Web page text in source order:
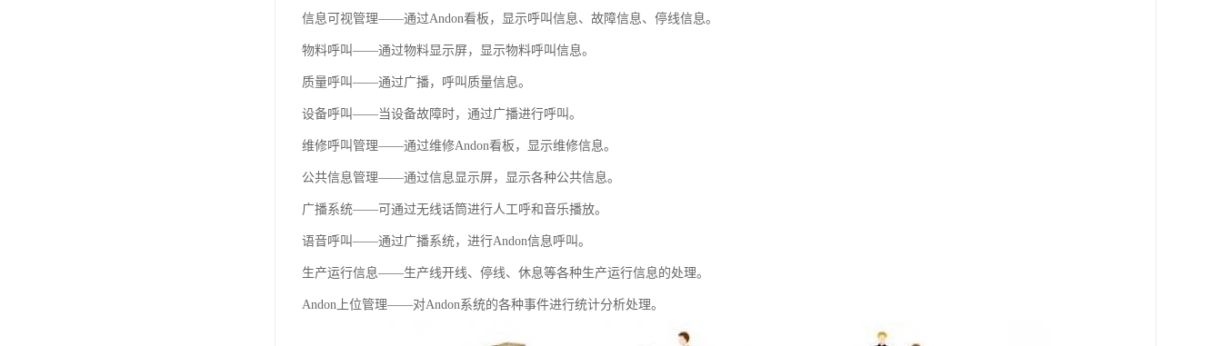
信息可视管理——通过Andon看板，显示呼叫信息、故障信息、停线信息。
物料呼叫——通过物料显示屏，显示物料呼叫信息。
质量呼叫——通过广播，呼叫质量信息。
设备呼叫——当设备故障时，通过广播进行呼叫。
维修呼叫管理——通过维修Andon看板，显示维修信息。
公共信息管理——通过信息显示屏，显示各种公共信息。
广播系统——可通过无线话筒进行人工呼和音乐播放。
语音呼叫——通过广播系统，进行Andon信息呼叫。
生产运行信息——生产线开线、停线、休息等各种生产运行信息的处理。
Andon上位管理——对Andon系统的各种事件进行统计分析处理。